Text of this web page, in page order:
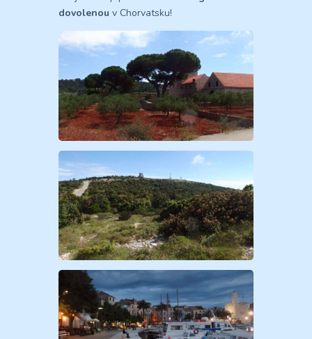
dovolenou v Chorvatsku!